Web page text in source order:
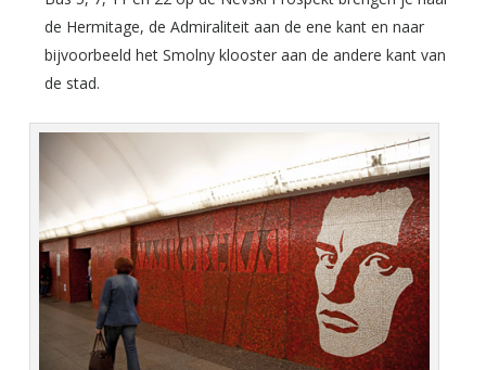
de Hermitage, de Admiraliteit aan de ene kant en naar
bijvoorbeeld het Smolny klooster aan de andere kant van
de stad.